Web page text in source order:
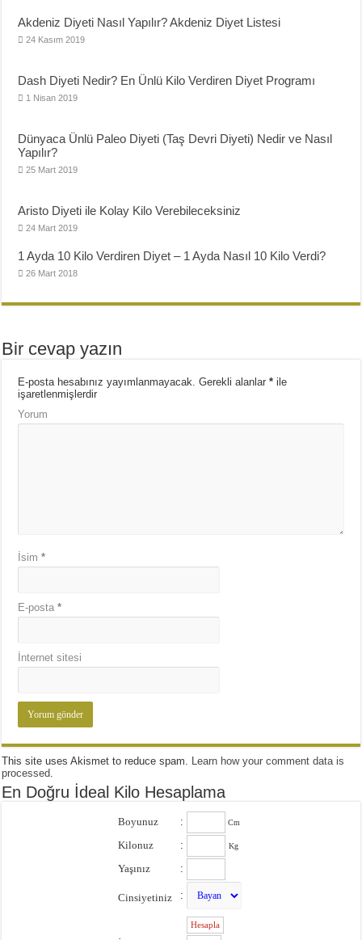
Akdeniz Diyeti Nasıl Yapılır? Akdeniz Diyet Listesi
24 Kasım 2019
Dash Diyeti Nedir? En Ünlü Kilo Verdiren Diyet Programı
1 Nisan 2019
Dünyaca Ünlü Paleo Diyeti (Taş Devri Diyeti) Nedir ve Nasıl
Yapılır?
25 Mart 2019
Aristo Diyeti ile Kolay Kilo Verebileceksiniz
24 Mart 2019
1 Ayda 10 Kilo Verdiren Diyet – 1 Ayda Nasıl 10 Kilo Verdi?
26 Mart 2018
Bir cevap yazın
E-posta hesabınız yayımlanmayacak. Gerekli alanlar* ile
işaretlenmişlerdir
Yorum
İsim*
E-posta*
İnternet sitesi
This site uses Akismet to reduce spam. Learn how your comment data is
processed
En Doğru İdeal Kilo Hesaplama
Boyunuz : Cm
Kilonuz : Kg
Yaşınız :
Cinsiyetiniz :